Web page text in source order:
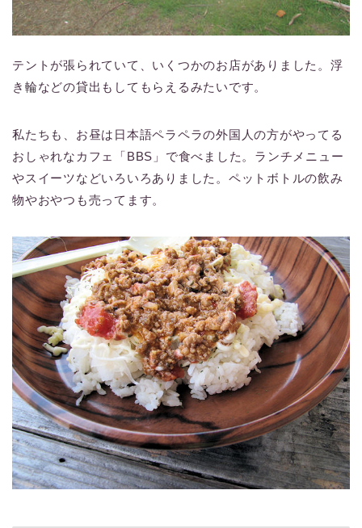
テントが張られていて、いくつかのお店がありました。浮
き輪などの貸出もしてもらえるみたいです。
私たちも、お昼は日本語ペラペラの外国人の方がやってる
おしゃれなカフェ「BBS」で食べました。ランチメニュー
やスイーツなどいろいろありました。ペットボトルの飲み
物やおやつも売ってます。